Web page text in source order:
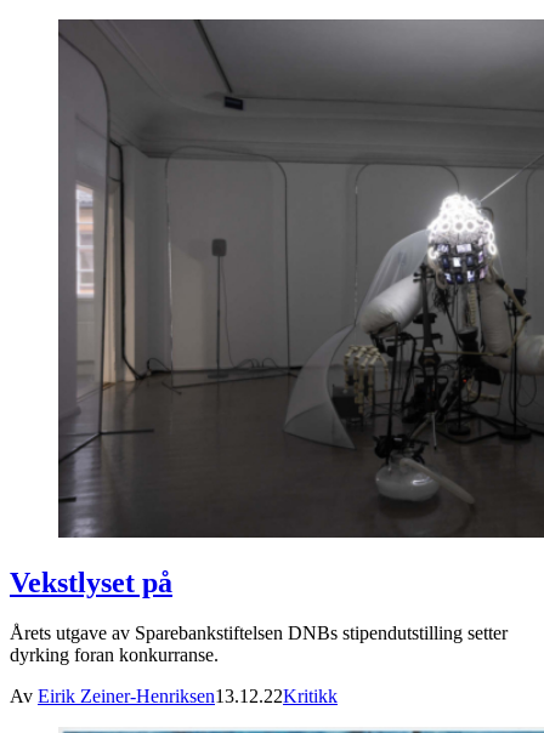
Vekstlyset på
Årets utgave av Sparebankstiftelsen DNBs stipendutstilling setter
dyrking foran konkurranse.
Av Eirik Zeiner-Henriksen13.12.22Kritikk